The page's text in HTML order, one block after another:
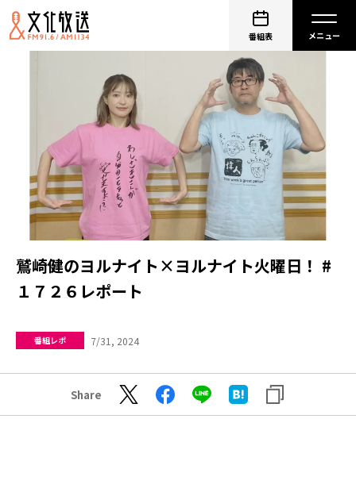
番組表
鷲崎健のヨルナイト×ヨルナイト火曜日！ #
１７２６レポート
番組レポ 7/31, 2024
Share